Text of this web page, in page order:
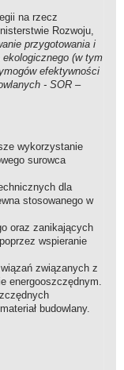
na rzecz
Rozwoju,
przygotowania i
ekologicznego (w tym
efektywności
- SOR –
wykorzystanie
surowca
dla
stosowanego w
oraz zanikających
wspieranie
związanych z
energooszczędnym.
budowlany.